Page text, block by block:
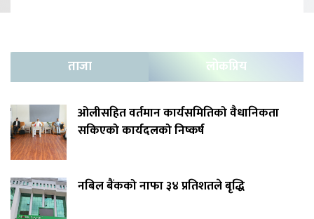
ताजा लोकप्रिय
ओलीसहित वर्तमान कार्यसमितिको वैधानिकता
सकिएको कार्यदलको निष्कर्ष
नबिल बैंकको नाफा ३४ प्रतिशतले बृद्धि